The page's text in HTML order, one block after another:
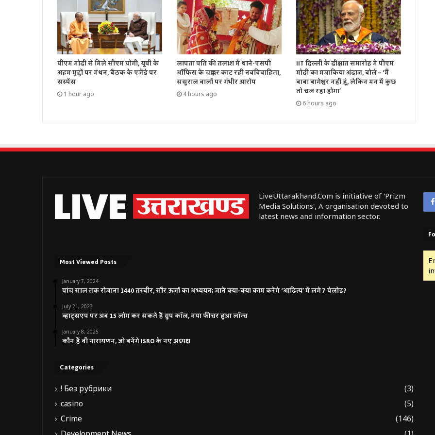
पीएम मोदी से मिले सीएम योगी, यूपी के
अहम मुद्दों पर मंथन, बैठक के एजेंडे पर
सस्पेंस
1 hour ago
लापता पति की तलाश में थाने-एसपी
ऑफिस के चक्कर काट रही नवविवाहिता,
ससुराल वालों पर गंभीर आरोप
4 hours ago
IIT दिल्ली के दीक्षांत समारोह में पीएम
मोदी का मजाकिया अंदाज, बोले – ‘मैं
बाबा बागेश्वर नहीं हूं, लेकिन मन में कुछ
तो चल रहा होगा’
6 hours ago
LiveUttarakhand.Com is initiative of 'Prizm
Media Solutions', A organisation devoted to
latest news and information sector.
Most Viewed Posts
January 7, 2024
पांच साल तक रोजाना 1440 तस्वीर, सौर ऊर्जा का अध्ययन; जानें क्या-क्या काम करेंगे ‘आदित्य’ में लगे 7 पेलोड?
July 21, 2023
व्हाट्सएप पर अब 15 लोग कर सकते हैं ग्रुप कॉल, नया फीचर हुआ लॉन्च
January 8, 2025
कौन हैं वी नारायणन, जो बनेंगे ISRO के नए अध्यक्ष
Categories
! Без рубрики
(3)
casino
(5)
Crime
(146)